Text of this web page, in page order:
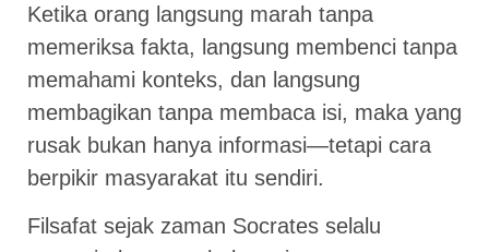
Ketika orang langsung marah tanpa
memeriksa fakta, langsung membenci tanpa
memahami konteks, dan langsung
membagikan tanpa membaca isi, maka yang
rusak bukan hanya informasi—tetapi cara
berpikir masyarakat itu sendiri.
Filsafat sejak zaman Socrates selalu